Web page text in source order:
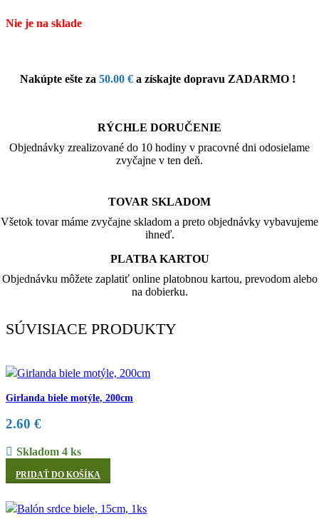
Nie je na sklade
Nakúpte ešte za 50.00 € a získajte dopravu ZADARMO !
RÝCHLE DORUČENIE
Objednávky zrealizované do 10 hodiny v pracovné dni odosielame
zvyčajne v ten deň.
TOVAR SKLADOM
Všetok tovar máme zvyčajne skladom a preto objednávky vybavujeme
ihneď.
PLATBA KARTOU
Objednávku môžete zaplatiť online platobnou kartou, prevodom alebo
na dobierku.
SÚVISIACE PRODUKTY
Girlanda biele motýle, 200cm
2.60 €
Skladom 4 ks
PRIDAŤ DO KOŠÍKA